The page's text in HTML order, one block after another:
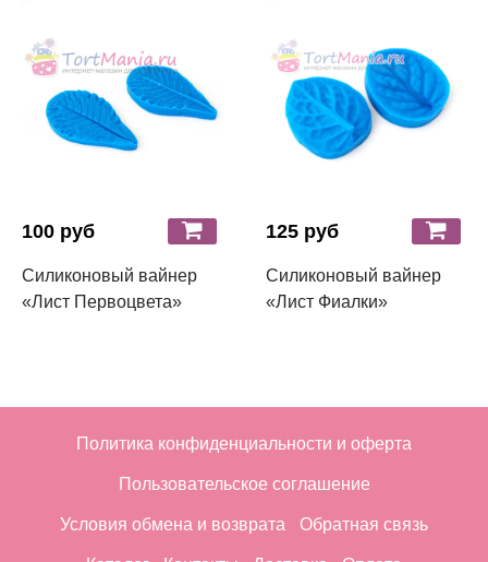
100 руб
Силиконовый вайнер
«Лист Первоцвета»
125 руб
Силиконовый вайнер
«Лист Фиалки»
Политика конфиденциальности и оферта
Пользовательское соглашение
Условия обмена и возврата Обратная связь